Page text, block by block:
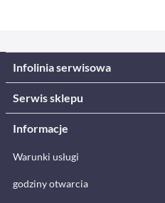
Infolinia serwisowa
Serwis sklepu
Informacje
Warunki usługi
godziny otwarcia